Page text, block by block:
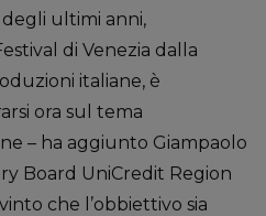
degli ultimi anni,
di Venezia dalla
italiane, è
ora sul tema
– ha aggiunto Giampaolo
Board UniCredit Region
che l’obbiettivo sia